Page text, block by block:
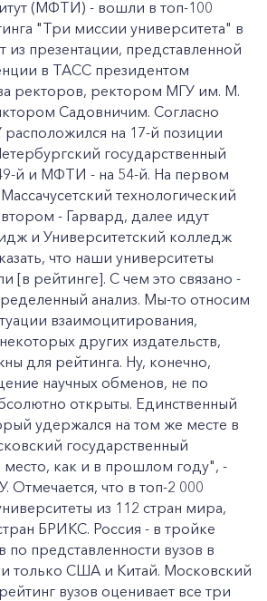
(МФТИ) - вошли в топ-100
"Три миссии университета" в
из презентации, представленной
в ТАСС президентом
ректоров, ректором МГУ им. М.
Садовничим. Согласно
на 17-й позиции
государственный
й и МФТИ - на 54-й. На первом
технологический
втором - Гарвард, далее идут
и Университетский колледж
что наши университеты
[в рейтинге]. С чем это связано -
анализ. Мы-то относим
взаимоцитирования,
других издательств,
для рейтинга. Ну, конечно,
научных обменов, не по
открыты. Единственный
удержался на том же месте в
государственный
место, как и в прошлом году", -
Отмечается, что в топ-2 000
из 112 стран мира,
БРИКС. Россия - в тройке
представленности вузов в
только США и Китай. Московский
вузов оценивает все три